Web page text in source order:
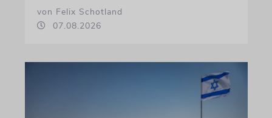
von Felix Schotland
07.08.2026